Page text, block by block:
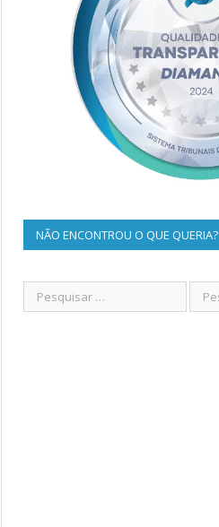
NÃO ENCONTROU O QUE QUERIA?